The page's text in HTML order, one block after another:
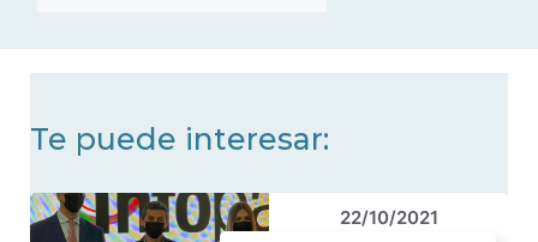
Te puede interesar:
22/10/2021